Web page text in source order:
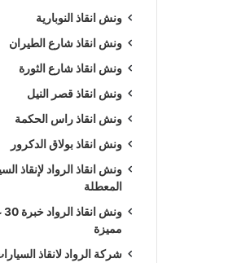
ونش انقاذ النوبارية
ونش انقاذ شارع الطيران
ونش انقاذ شارع الثورة
ونش انقاذ قصر النيل
ونش انقاذ راس الحكمة
ونش انقاذ بولاق الدكرور
ونش انقاذ الرواد لإنقاذ
المعطلة
مميزة
شركة الرواد لانقاذ